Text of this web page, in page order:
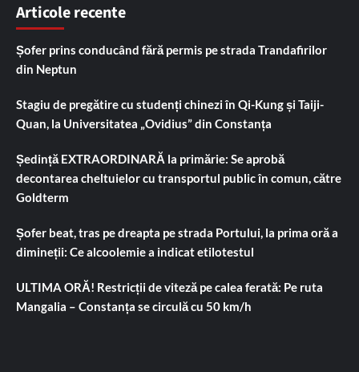
Articole recente
Șofer prins conducând fără permis pe strada Trandafirilor
din Neptun
Stagiu de pregătire cu studenți chinezi în Qi-Kung și Taiji-
Quan, la Universitatea „Ovidius” din Constanța
Ședință EXTRAORDINARĂ la primărie: Se aprobă
decontarea cheltuielor cu transportul public în comun, către
Goldterm
Șofer beat, tras pe dreapta pe strada Portului, la prima oră a
dimineții: Ce alcoolemie a indicat etilotestul
ULTIMA ORĂ! Restricții de viteză pe calea ferată: Pe ruta
Mangalia – Constanța se circulă cu 50 km/h